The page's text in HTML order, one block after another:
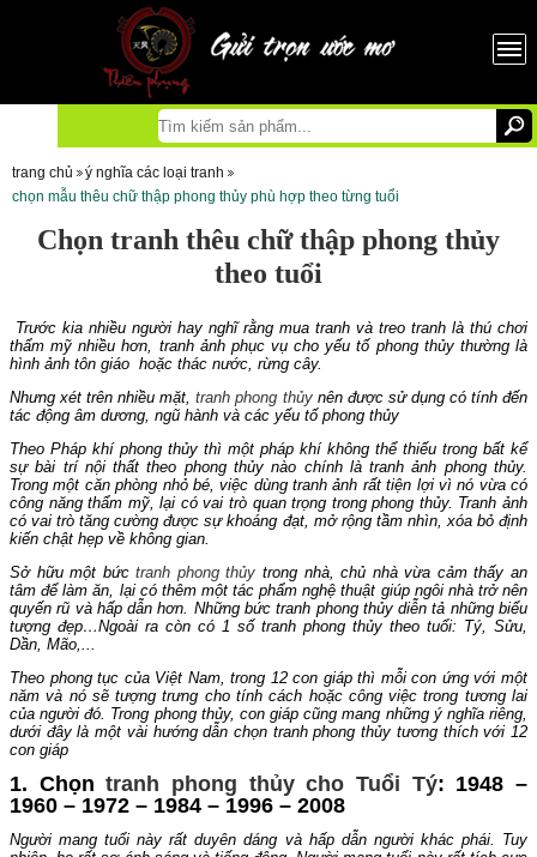
trang chủ
ý nghĩa các loại tranh
chọn mẫu thêu chữ thập phong thủy phù hợp theo từng tuổi
Chọn tranh thêu chữ thập phong thủy
theo tuổi
Trước kia nhiều người hay nghĩ rằng mua tranh và treo tranh là thú chơi
thẩm mỹ nhiều hơn, tranh ảnh phục vụ cho yếu tố phong thủy thường là
hình ảnh tôn giáo hoặc thác nước, rừng cây.
Nhưng xét trên nhiều mặt,tranh phong thủynên được sử dụng có tính đến
tác động âm dương, ngũ hành và các yếu tố phong thủy
Theo Pháp khí phong thủy thì một pháp khí không thể thiếu trong bất kể
sự bài trí nội thất theo phong thủy nào chính là tranh ảnh phong thủy.
Trong một căn phòng nhỏ bé, việc dùng tranh ảnh rất tiện lợi vì nó vừa có
công năng thẩm mỹ, lại có vai trò quan trọng trong phong thủy. Tranh ảnh
có vai trò tăng cường được sự khoáng đạt, mở rộng tầm nhìn, xóa bỏ định
kiến chật hẹp về không gian.
Sở hữu một bứctranh phong thủy trong nhà, chủ nhà vừa cảm thấy an
tâm để làm ăn, lại có thêm một tác phẩm nghệ thuật giúp ngôi nhà trở nên
quyến rũ và hấp dẫn hơn. Những bức tranh phong thủy diễn tả những biểu
tượng đẹp…Ngoài ra còn có 1 số tranh phong thủy theo tuổi: Tý, Sửu,
Dần, Mão,...
Theo phong tục của Việt Nam, trong 12 con giáp thì mỗi con ứng với một
năm và nó sẽ tượng trưng cho tính cách hoặc công việc trong tương lai
của người đó. Trong phong thủy, con giáp cũng mang những ý nghĩa riêng,
dưới đây là một vài hướng dẫn chọn tranh phong thủy tương thích với 12
con giáp
1. Chọntranh phong thủy cho Tuổi Tý: 1948 –
1960 – 1972 – 1984 – 1996 – 2008
Người mang tuổi này rất duyên dáng và hấp dẫn người khác phái. Tuy